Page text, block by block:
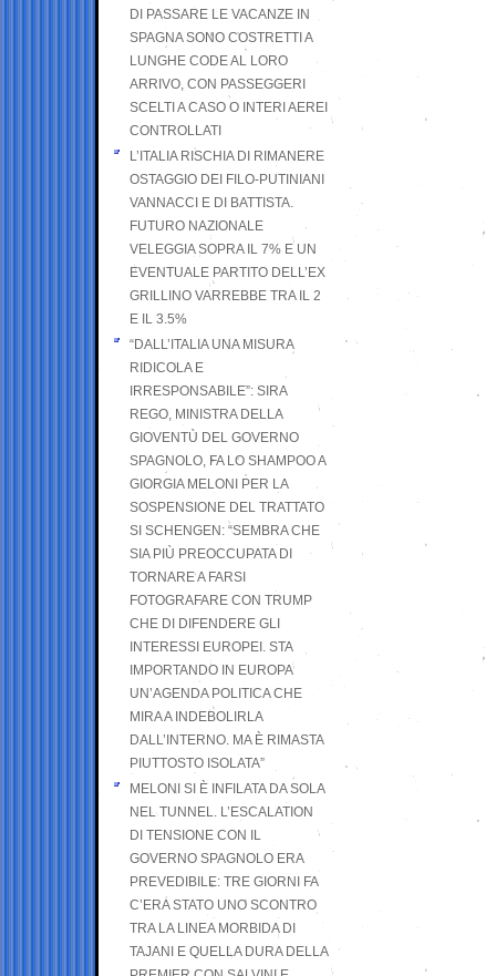
DI PASSARE LE VACANZE IN
SPAGNA SONO COSTRETTI A
LUNGHE CODE AL LORO
ARRIVO, CON PASSEGGERI
SCELTI A CASO O INTERI AEREI
CONTROLLATI
L’ITALIA RISCHIA DI RIMANERE
OSTAGGIO DEI FILO-PUTINIANI
VANNACCI E DI BATTISTA.
FUTURO NAZIONALE
VELEGGIA SOPRA IL 7% E UN
EVENTUALE PARTITO DELL’EX
GRILLINO VARREBBE TRA IL 2
E IL 3.5%
“DALL’ITALIA UNA MISURA
RIDICOLA E
IRRESPONSABILE”: SIRA
REGO, MINISTRA DELLA
GIOVENTÙ DEL GOVERNO
SPAGNOLO, FA LO SHAMPOO A
GIORGIA MELONI PER LA
SOSPENSIONE DEL TRATTATO
SI SCHENGEN: “SEMBRA CHE
SIA PIÙ PREOCCUPATA DI
TORNARE A FARSI
FOTOGRAFARE CON TRUMP
CHE DI DIFENDERE GLI
INTERESSI EUROPEI. STA
IMPORTANDO IN EUROPA
UN’AGENDA POLITICA CHE
MIRA A INDEBOLIRLA
DALL’INTERNO. MA È RIMASTA
PIUTTOSTO ISOLATA”
MELONI SI È INFILATA DA SOLA
NEL TUNNEL. L’ESCALATION
DI TENSIONE CON IL
GOVERNO SPAGNOLO ERA
PREVEDIBILE: TRE GIORNI FA
C’ERA STATO UNO SCONTRO
TRA LA LINEA MORBIDA DI
TAJANI E QUELLA DURA DELLA